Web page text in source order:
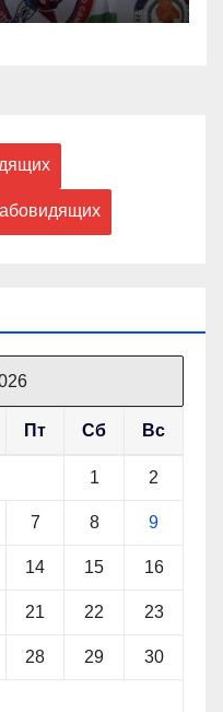
Пт Сб Вс
1 2
7 8 9
14 15 16
21 22 23
28 29 30